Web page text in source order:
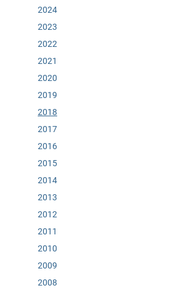
2024
2023
2022
2021
2020
2019
2018
2017
2016
2015
2014
2013
2012
2011
2010
2009
2008